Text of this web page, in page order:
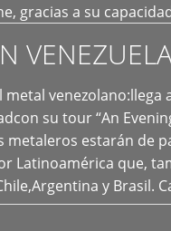
gracias a su
venezolano:llega
su tour “An
metaleros estarán de
Latinoamérica que,
y Brasil.